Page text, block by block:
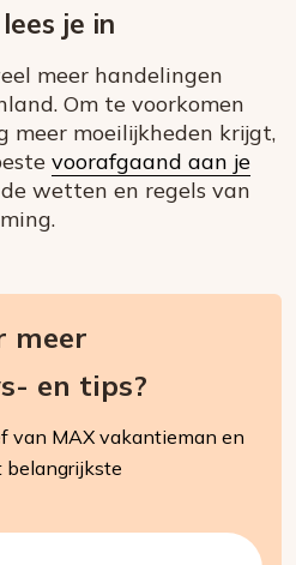
je in
meer handelingen
Om te voorkomen
meer moeilijkheden krijgt,
voorafgaand aan je
wetten en regels van
meer
en tips?
van MAX vakantieman en
belangrijkste